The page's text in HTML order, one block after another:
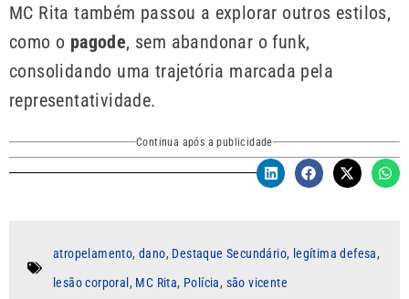
MC Rita também passou a explorar outros estilos,
como o pagode, sem abandonar o funk,
consolidando uma trajetória marcada pela
representatividade.
Continua após a publicidade
atropelamento,dano, Destaque Secundário, legítima defesa,
lesão corporal , MC Rita, Polícia, são vicente